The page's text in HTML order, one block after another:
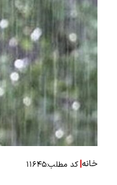
خانه|کد مطلب:۱۱۶۴۵